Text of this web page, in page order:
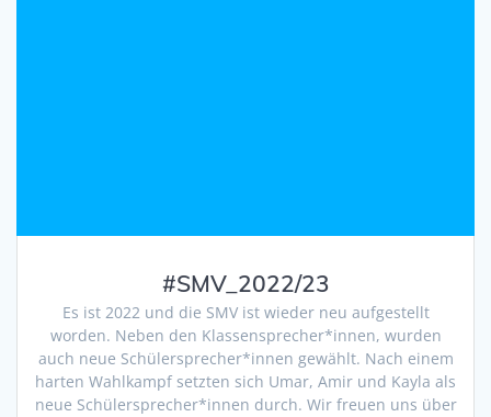
#SMV_2022/23
Es ist 2022 und die SMV ist wieder neu aufgestellt
worden. Neben den Klassensprecher*innen, wurden
auch neue Schülersprecher*innen gewählt. Nach einem
harten Wahlkampf setzten sich Umar, Amir und Kayla als
neue Schülersprecher*innen durch. Wir freuen uns über